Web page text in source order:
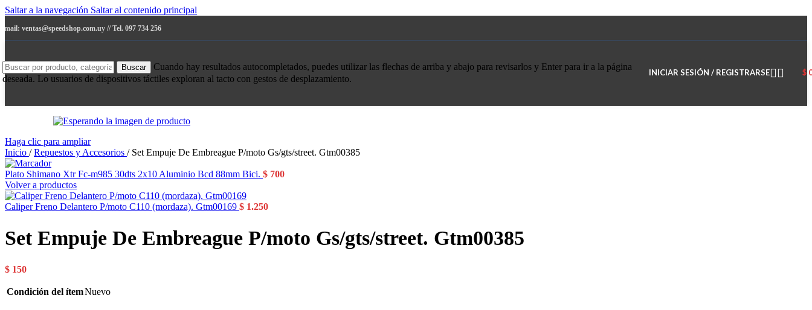
Saltar a la navegación Saltar al contenido principal
mail: ventas@speedshop.com.uy // Tel. 097 734 256
Buscar
Cuando hay resultados autocompletados, puedes utilizar las flechas de arriba y abajo para revisarlos y Enter para ir a la página
deseada. Lo usuarios de dispositivos táctiles exploran al tacto con gestos de desplazamiento.
INICIAR SESIÓN / REGISTRARSE $
Haga clic para ampliar
Inicio / Repuestos y Accesorios / Set Empuje De Embreague P/moto Gs/gts/street. Gtm00385
Plato Shimano Xtr Fc-m985 30dts 2x10 Aluminio Bcd 88mm Bici. $ 700
Volver a productos
Caliper Freno Delantero P/moto C110 (mordaza). Gtm00169 $ 1.250
Set Empuje De Embreague P/moto Gs/gts/street. Gtm00385
$ 150
Condición del ítemNuevo